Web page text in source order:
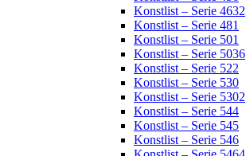
Konstlist – Serie 4632
Konstlist – Serie 481
Konstlist – Serie 501
Konstlist – Serie 5036
Konstlist – Serie 522
Konstlist – Serie 530
Konstlist – Serie 5302
Konstlist – Serie 544
Konstlist – Serie 545
Konstlist – Serie 546